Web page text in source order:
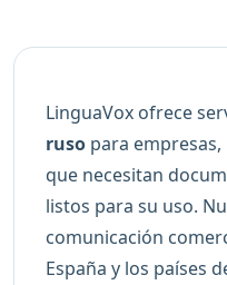
LinguaVox ofrece
ruso para
que necesitan
listos para su uso.
comunicación
España y los países